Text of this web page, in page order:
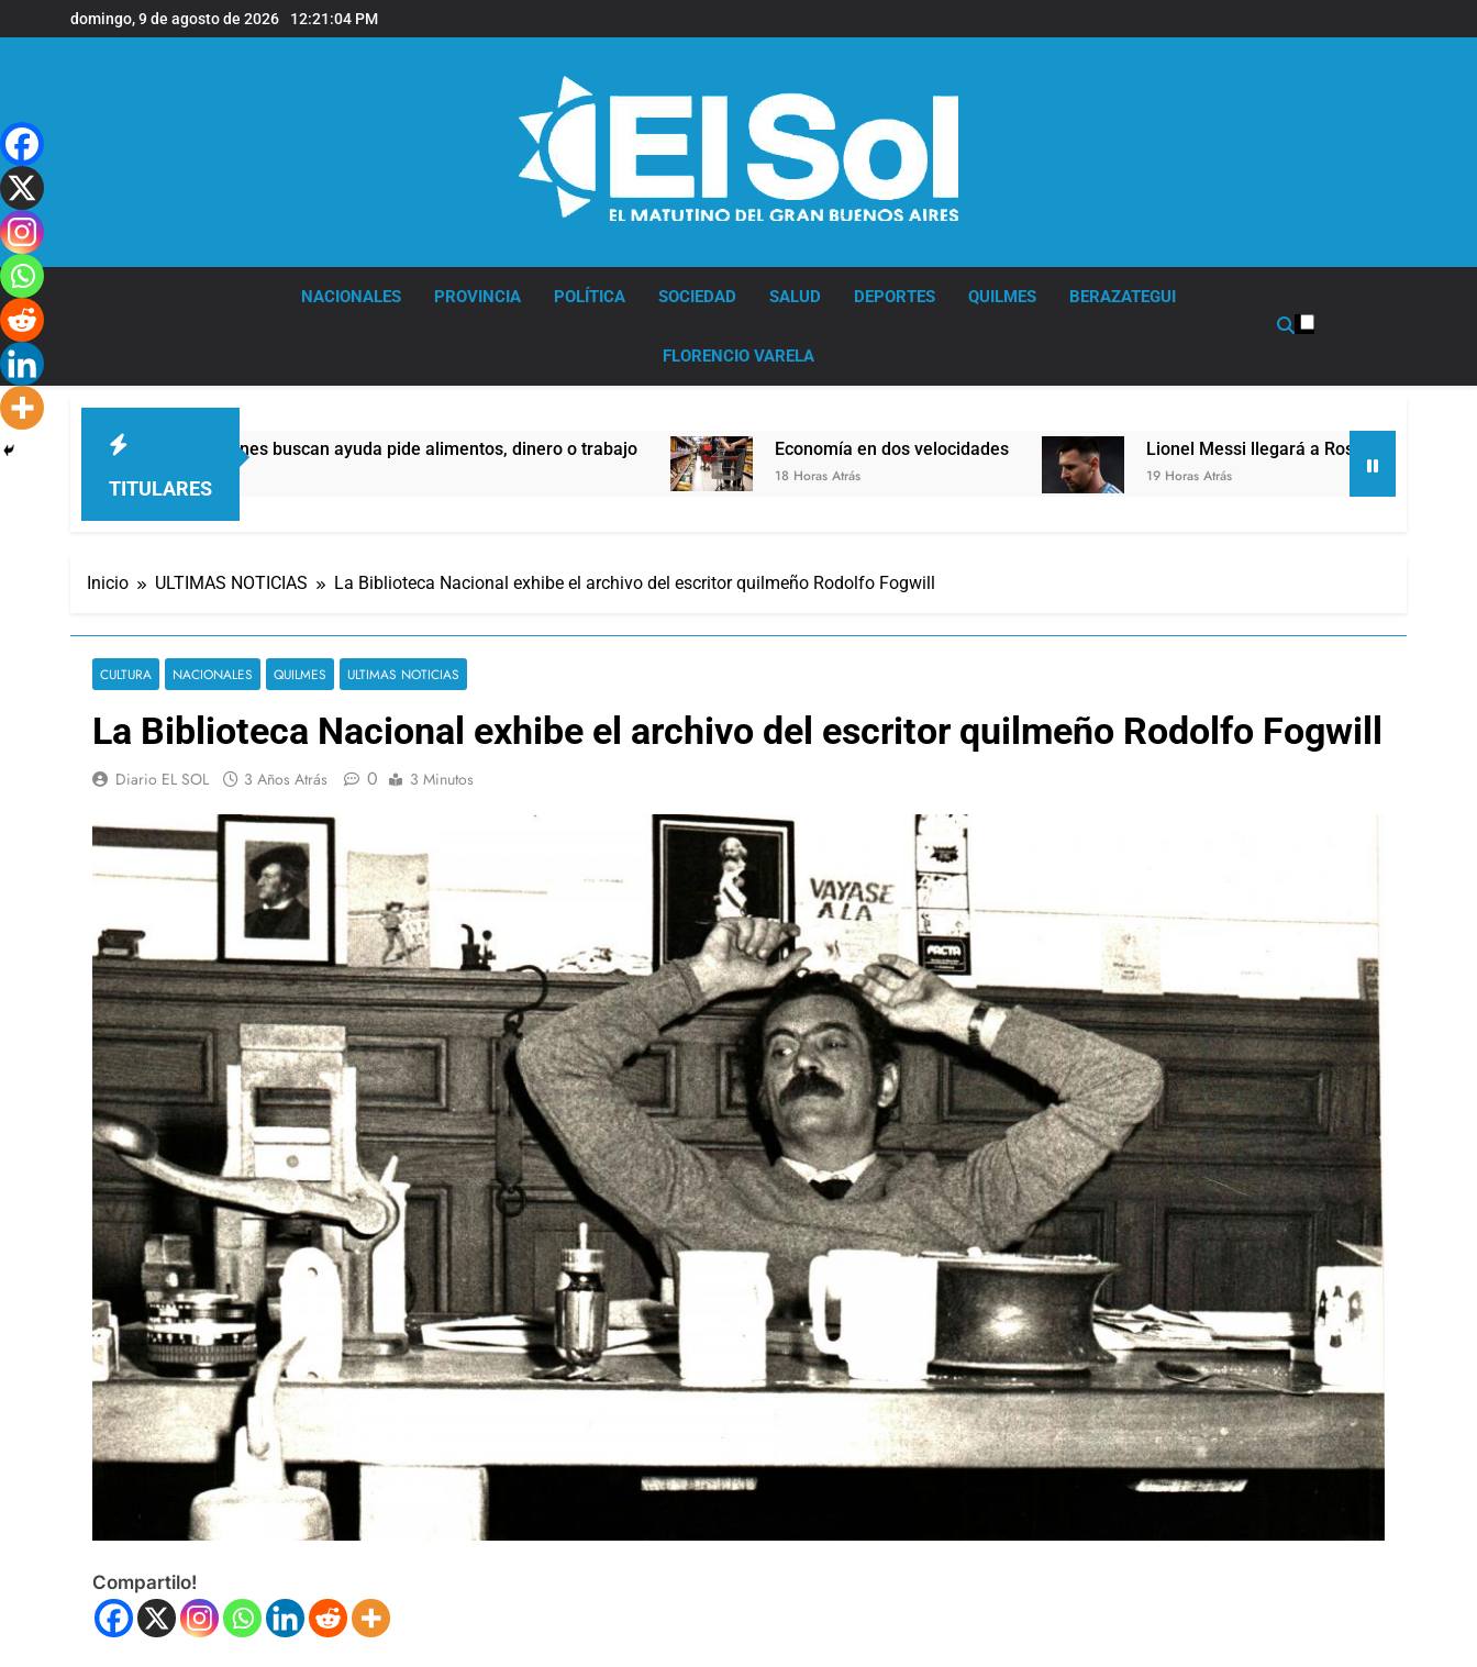
al
domingo, 9 de agosto de 2026 12:21:05 PM
NACIONALES PROVINCIA POLÍTICA SOCIEDAD SALUD DEPORTES QUILMES BERAZATEGUI
FLORENCIO VARELA
TITULARES
de quienes buscan ayuda pide alimentos, dinero o trabajo Economía en dos velocidades
18 Horas Atrás
Lionel Messi llegará a Rosario para despedir a su padre
19 Horas Atrás
Inicio ULTIMAS NOTICIAS La Biblioteca Nacional exhibe el archivo del escritor quilmeño Rodolfo Fogwill
CULTURA NACIONALES QUILMES ULTIMAS NOTICIAS
La Biblioteca Nacional exhibe el archivo del escritor quilmeño Rodolfo Fogwill
Diario EL SOL 3 Años Atrás 0 3 Minutos
Compartilo!